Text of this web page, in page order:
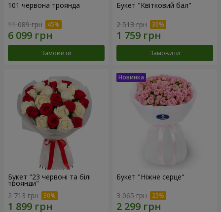
101 червона троянда
11 089 грн
Замовити
Букет "Квітковий бал"
2 513 грн
Замовити
Букет "23 червоні та білі
троянди"
2 713 грн
Букет "Ніжне серце"
3 065 грн